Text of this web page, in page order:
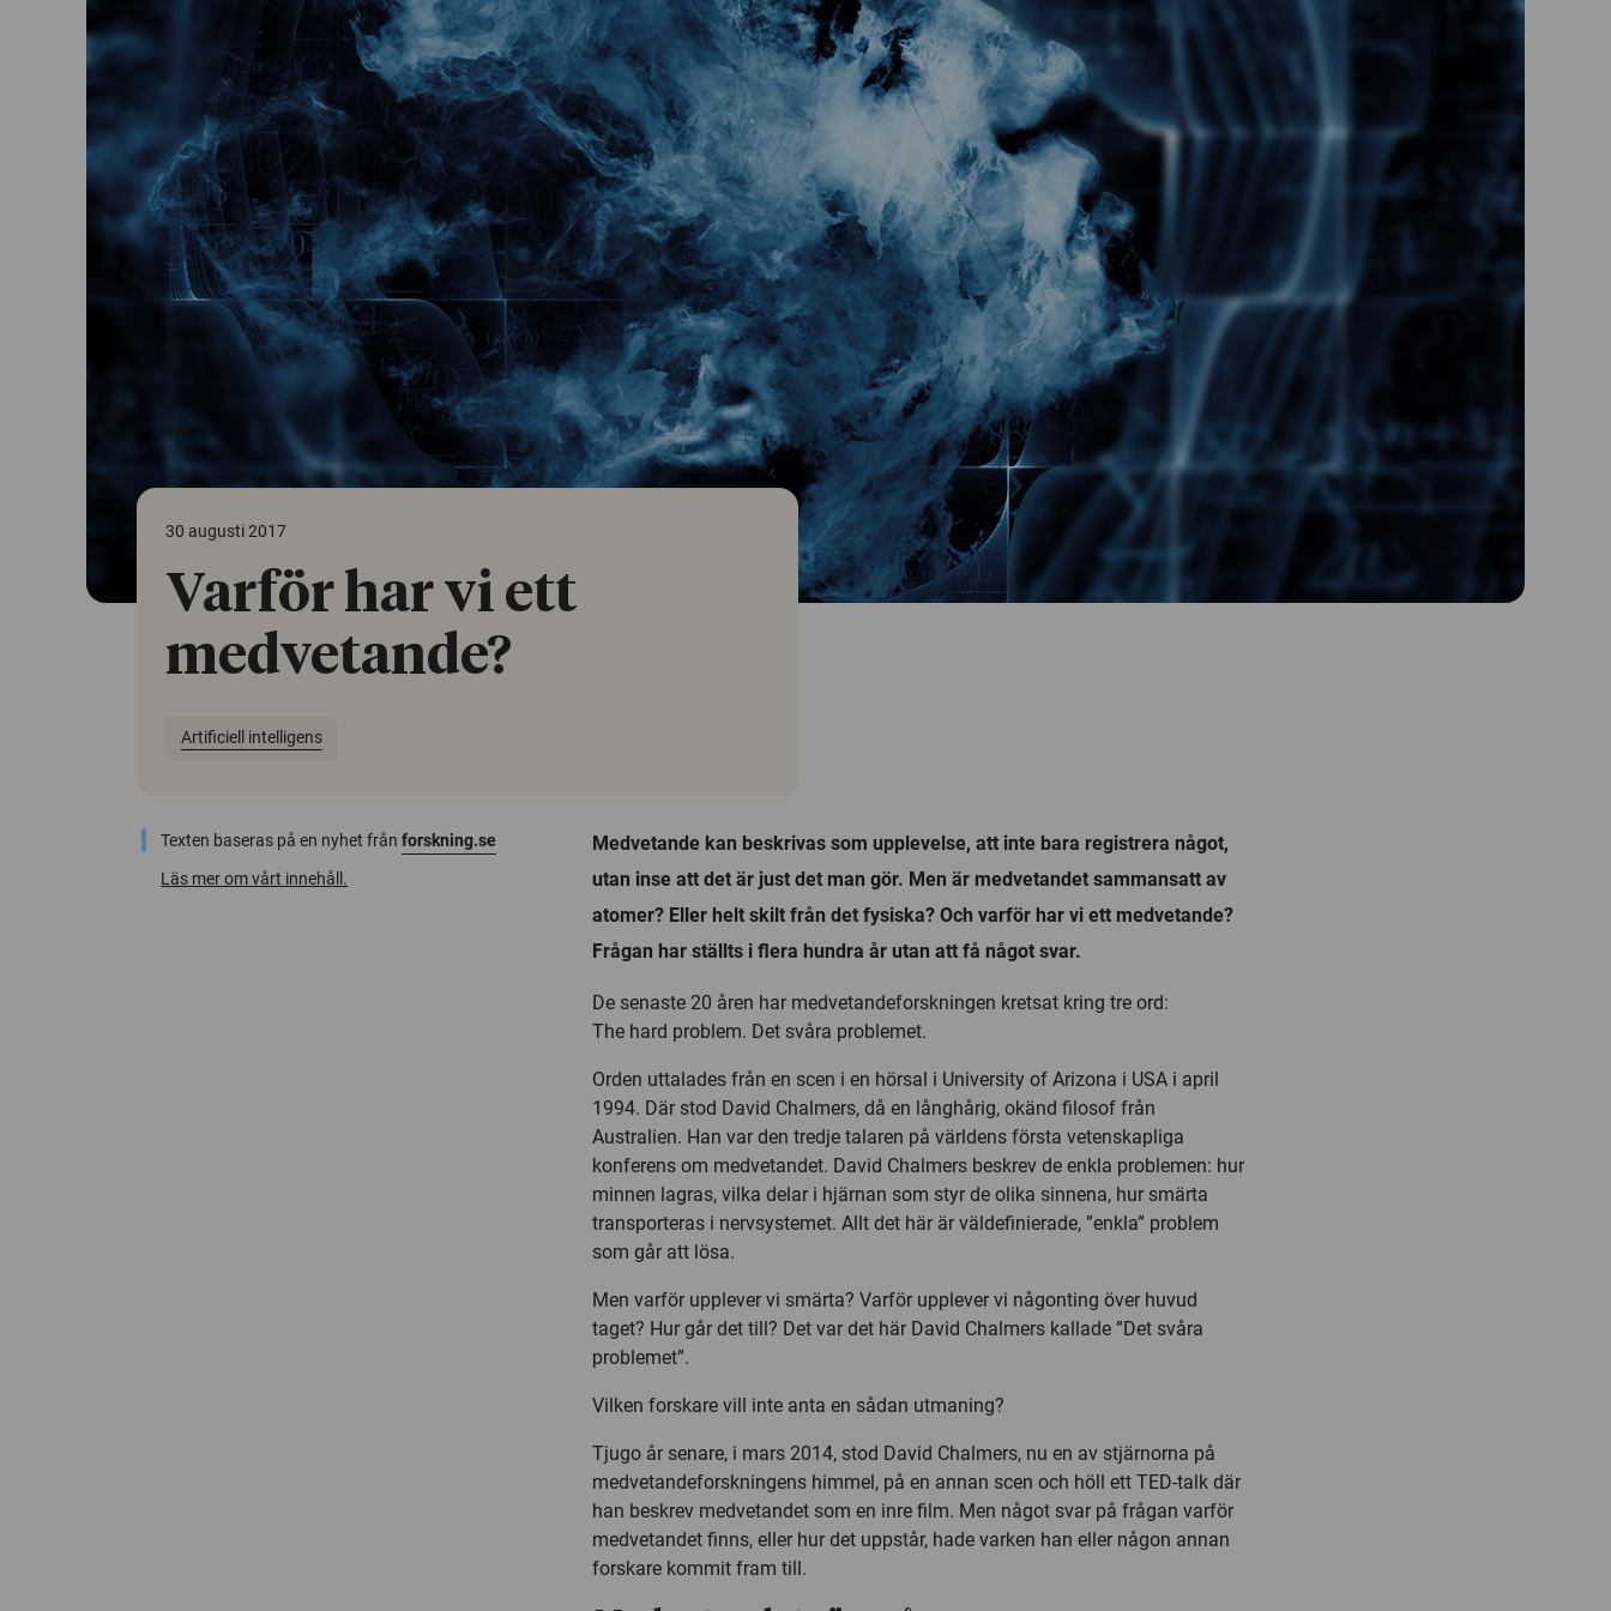
30 augusti 2017
Varför har vi ett
medvetande?
Artificiell intelligens
Texten baseras på en nyhet från forskning.se
Läs mer om vårt innehåll.
Medvetande kan beskrivas som upplevelse, att inte bara registrera något,
utan inse att det är just det man gör. Men är medvetandet sammansatt av
atomer? Eller helt skilt från det fysiska? Och varför har vi ett medvetande?
Frågan har ställts i flera hundra år utan att få något svar.
De senaste 20 åren har medvetandeforskningen kretsat kring tre ord:
The hard problem. Det svåra problemet.
Orden uttalades från en scen i en hörsal i University of Arizona i USA i april
1994. Där stod David Chalmers, då en långhårig, okänd filosof från
Australien. Han var den tredje talaren på världens första vetenskapliga
konferens om medvetandet. David Chalmers beskrev de enkla problemen: hur
minnen lagras, vilka delar i hjärnan som styr de olika sinnena, hur smärta
transporteras i nervsystemet. Allt det här är väldefinierade, ”enkla” problem
som går att lösa.
Men varför upplever vi smärta? Varför upplever vi någonting över huvud
taget? Hur går det till? Det var det här David Chalmers kallade ”Det svåra
problemet”.
Vilken forskare vill inte anta en sådan utmaning?
Tjugo år senare, i mars 2014, stod David Chalmers, nu en av stjärnorna på
medvetandeforskningens himmel, på en annan scen och höll ett TED-talk där
han beskrev medvetandet som en inre film. Men något svar på frågan varför
medvetandet finns, eller hur det uppstår, hade varken han eller någon annan
forskare kommit fram till.